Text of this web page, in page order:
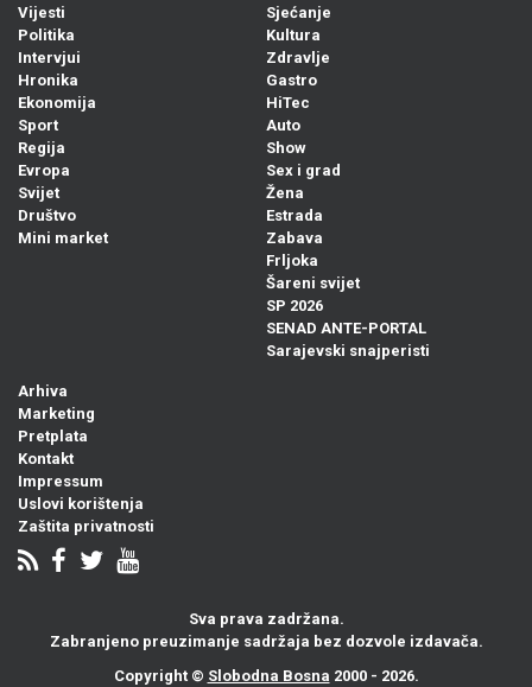
Vijesti
Politika
Intervjui
Hronika
Ekonomija
Sport
Regija
Evropa
Svijet
Društvo
Mini market
Sjećanje
Kultura
Zdravlje
Gastro
HiTec
Auto
Show
Sex i grad
Žena
Estrada
Zabava
Frljoka
Šareni svijet
SP 2026
SENAD ANTE-PORTAL
Sarajevski snajperisti
Arhiva
Marketing
Pretplata
Kontakt
Impressum
Uslovi korištenja
Zaštita privatnosti
Sva prava zadržana.
Zabranjeno preuzimanje sadržaja bez dozvole izdavača.
Copyright © Slobodna Bosna 2000 - 2026.